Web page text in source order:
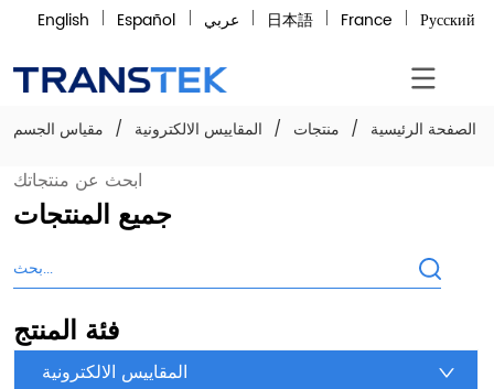
English Español عربي 日本語 France Русский
الصفحة الرئيسية / منتجات / المقاييس الالكترونية / مقياس الجسم
ابحث عن منتجاتك
جميع المنتجات
فئة المنتج
المقاييس الالكترونية